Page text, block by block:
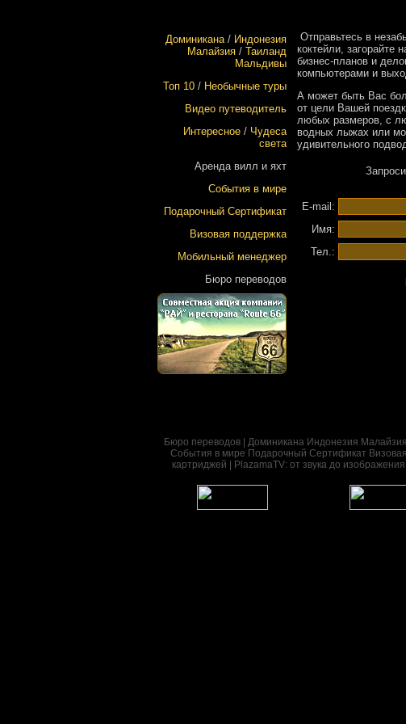
Доминикана/ Индонезия
Малайзия / Таиланд
Мальдивы
Топ 10 / Необычные туры
Видео путеводитель
Интересное / Чудеса
света
Аренда вилл и яхт
События в мире
Подарочный Сертификат
Визовая поддержка
Мобильный менеджер
Бюро переводов
Отправьтесь в
коктейли, загорайте
бизнес-планов и
компьютерами и
А может быть Вас
от цели Вашей
любых размеров, с
водных лыжах или
удивительного
E-mail:
Имя:
Тел.:
Бюро переводов Доминикана Индонезия Малайзия
События в мире Подарочный Сертификат
картриджей | PlazamaTV: от звука до